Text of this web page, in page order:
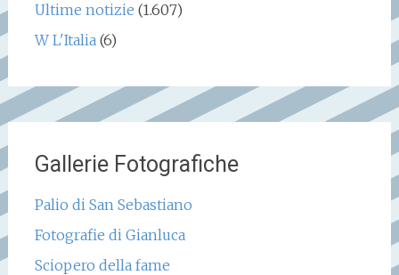
Ultime notizie (1.607)
W L'Italia(6)
Gallerie Fotografiche
Palio di San Sebastiano
Fotografie di Gianluca
Sciopero della fame